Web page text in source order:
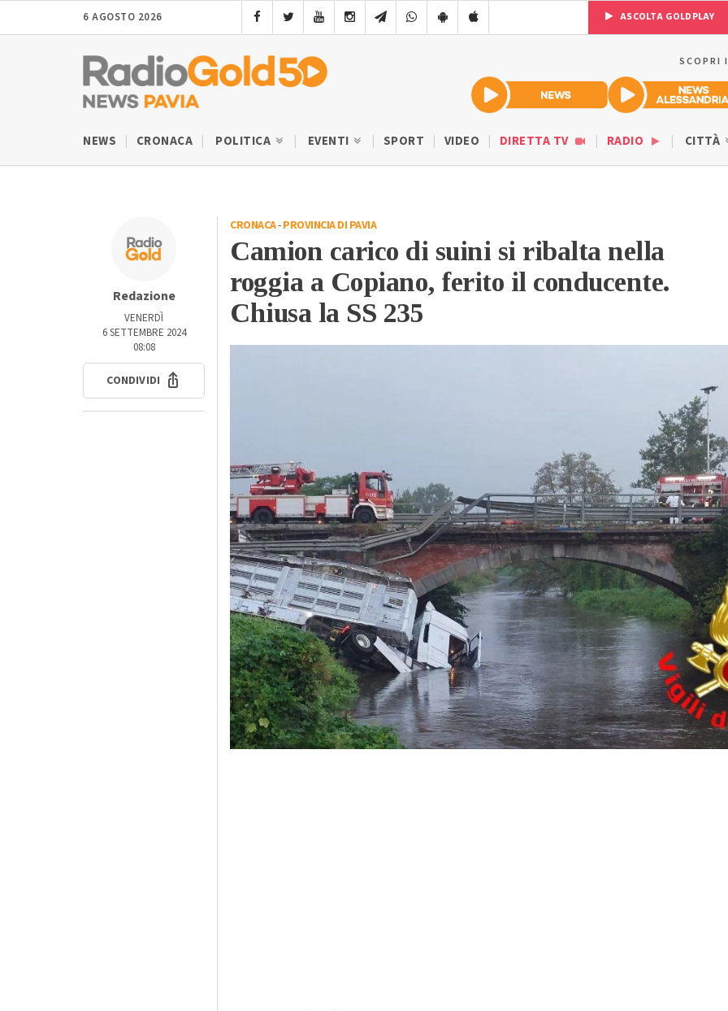
6 AGOSTO 2026 ASCOLTA GOLDPLAY
SCOPRI
NEWS CRONACA POLITICA EVENTI SPORT VIDEO DIRETTA TV RADIO CITTÀ
Redazione
VENERDÌ
6 SETTEMBRE 2024
08:08
CONDIVIDI
CRONACA-PROVINCIA DI PAVIA
Camion carico di suini si ribalta nella
roggia a Copiano, ferito il conducente.
Chiusa la SS 235